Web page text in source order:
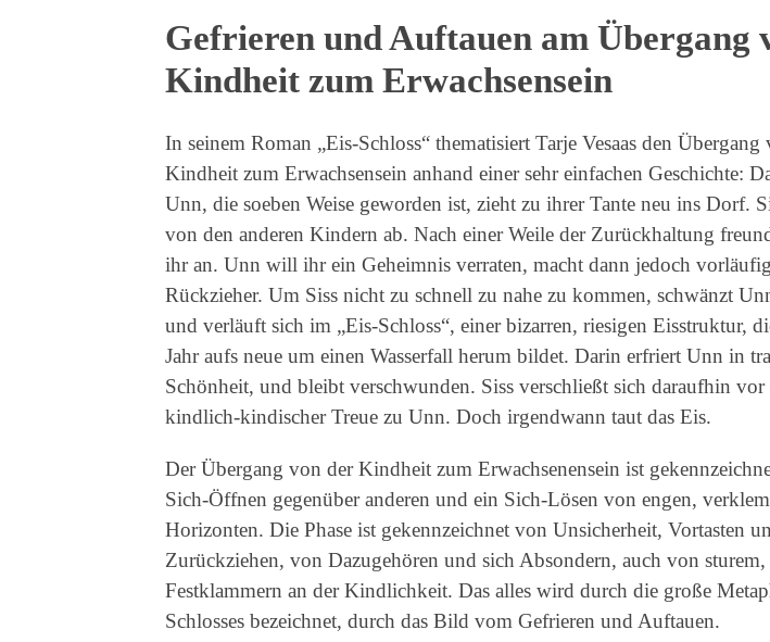
Gefrieren und Auftauen am Übergang
Kindheit zum Erwachsensein
In seinem Roman „Eis-Schloss“ thematisiert Tarje Vesaas den Übergang
Kindheit zum Erwachsensein anhand einer sehr einfachen Geschichte:
Unn, die soeben Weise geworden ist, zieht zu ihrer Tante neu ins Dorf.
von den anderen Kindern ab. Nach einer Weile der Zurückhaltung
ihr an. Unn will ihr ein Geheimnis verraten, macht dann jedoch
Rückzieher. Um Siss nicht zu schnell zu nahe zu kommen, schwänzt
und verläuft sich im „Eis-Schloss“, einer bizarren, riesigen Eisstruktur,
Jahr aufs neue um einen Wasserfall herum bildet. Darin erfriert Unn in
Schönheit, und bleibt verschwunden. Siss verschließt sich daraufhin vor
kindlich-kindischer Treue zu Unn. Doch irgendwann taut das Eis.
Der Übergang von der Kindheit zum Erwachsenensein ist
Sich-Öffnen gegenüber anderen und ein Sich-Lösen von engen,
Horizonten. Die Phase ist gekennzeichnet von Unsicherheit, Vortasten
Zurückziehen, von Dazugehören und sich Absondern, auch von
Festklammern an der Kindlichkeit. Das alles wird durch die große
Schlosses bezeichnet, durch das Bild vom Gefrieren und Auftauen.